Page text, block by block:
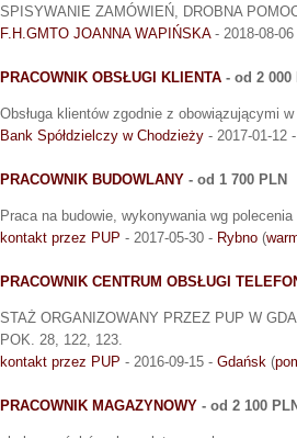
SPISYWANIE ZAMÓWIEŃ, DROBNA
F.H.GMTO JOANNA WAPIŃSKA- 2018-08-06
PRACOWNIK OBSŁUGI KLIENTA - od 2 000
Obsługa klientów zgodnie z obowiązującymi
Bank Spółdzielczy w Chodzieży - 2017-01-12 -
PRACOWNIK BUDOWLANY - od 1 700 PLN
Praca na budowie, wykonywania wg
kontakt przez PUP - 2017-05-30 - Rybno (
PRACOWNIK CENTRUM OBSŁUGI
STAŻ ORGANIZOWANY PRZEZ PUP W
POK. 28, 122, 123.
kontakt przez PUP - 2016-09-15 - Gdańsk (
PRACOWNIK MAGAZYNOWY - od 2 100 PLN